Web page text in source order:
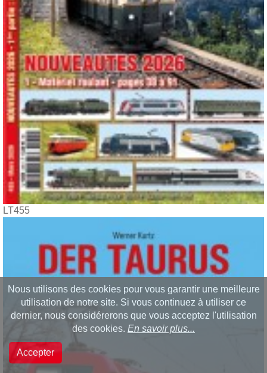
LT455
Nous utilisons des cookies pour vous garantir une meilleure
utilisation de notre site. Si vous continuez à utiliser ce
dernier, nous considérerons que vous acceptez l'utilisation
des cookies. En savoir plus...
Accepter